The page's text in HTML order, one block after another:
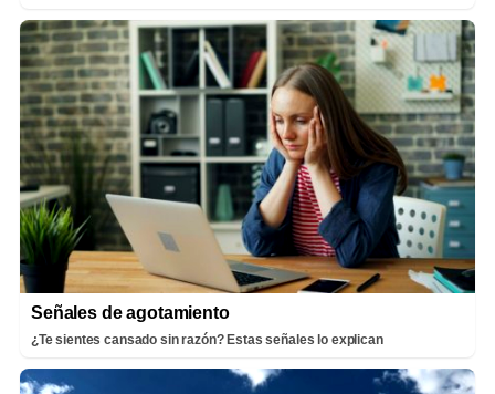
Señales de agotamiento
¿Te sientes cansado sin razón? Estas señales lo explican